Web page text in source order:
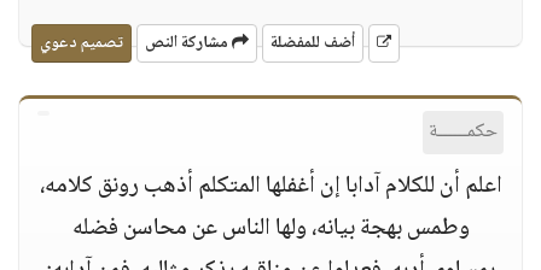
أضف للمفضلة مشاركة النص تصميم دعوي
حكمــــــة
اعلم أن للكلام آدابا إن أغفلها المتكلم أذهب رونق كلامه،
وطمس بهجة بيانه، ولها الناس عن محاسن فضله